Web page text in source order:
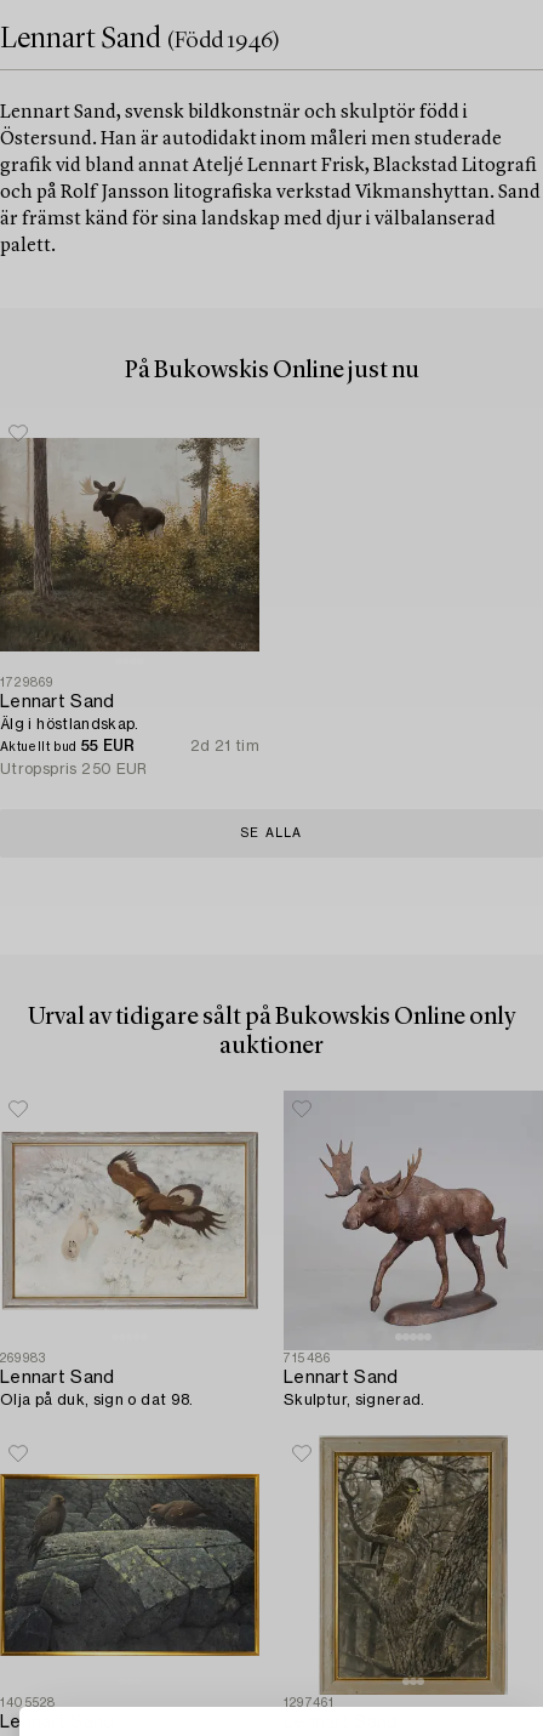
Lennart Sand (Född 1946)
Lennart Sand, svensk bildkonstnär och skulptör född i
Östersund. Han är autodidakt inom måleri men studerade
grafik vid bland annat Ateljé Lennart Frisk, Blackstad Litografi
och på Rolf Jansson litografiska verkstad Vikmanshyttan. Sand
är främst känd för sina landskap med djur i välbalanserad
palett.
På Bukowskis Online just nu
1729869
Lennart Sand
Älg i höstlandskap.
Aktuellt bud 55 EUR
2d 21 tim
Utropspris 250 EUR
SE ALLA
Urval av tidigare sålt på Bukowskis Online only
auktioner
269983
Lennart Sand
Olja på duk, sign o dat 98.
715486
Lennart Sand
Skulptur, signerad.
1405528
Lennart Sand
1297461